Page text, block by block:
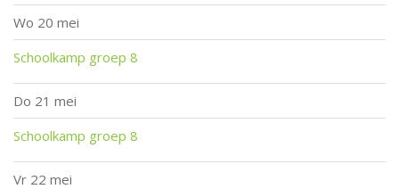
Wo 20 mei
Schoolkamp groep 8
Do 21 mei
Schoolkamp groep 8
Vr 22 mei